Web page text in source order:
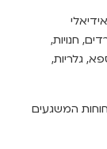
עד 300 מ"ר ואידיאלי
חנויות,
גלריות,
המשגעים